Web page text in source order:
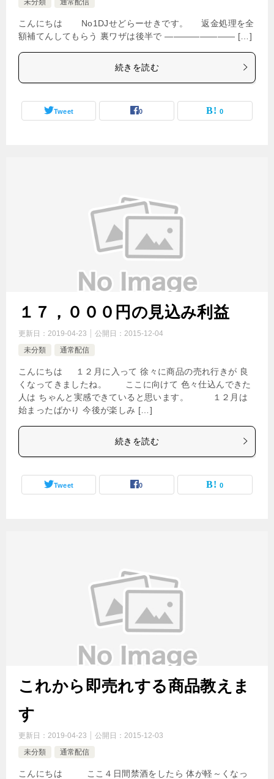
こんにちは No1DJせどらーせきです。 返金処理を全
額補てんしてもらう 裏ワザは後半で ———————— […]
続きを読む
Tweet 0 0
１７，０００円の見込み利益
更新日： 2019-04-23 公開日： 2015-12-04
未分類
通常配信
こんにちは １２月に入って 徐々に商品の売れ行きが 良
くなってきましたね。 ここに向けて 色々仕込んできた
人は ちゃんと実感できていると思います。 １２月は
始まったばかり 今後が楽しみ […]
続きを読む
Tweet 0 0
これから即売れする商品教えま
す
更新日： 2019-04-23 公開日： 2015-12-03
未分類
通常配信
こんにちは ここ４日間禁酒をしたら 体が軽～くなっ